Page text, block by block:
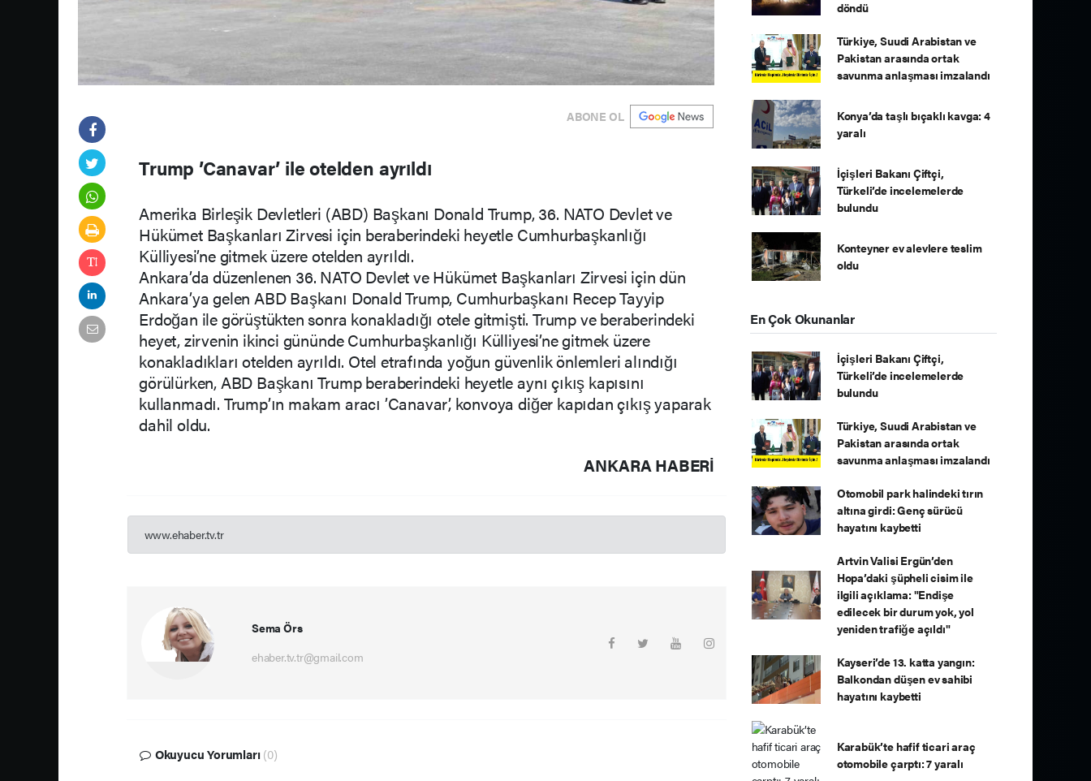
ABONE OL
Trump ’Canavar’ ile otelden ayrıldı
Amerika Birleşik Devletleri (ABD) Başkanı Donald Trump, 36. NATO Devlet ve
Hükümet Başkanları Zirvesi için beraberindeki heyetle Cumhurbaşkanlığı
Külliyesi’ne gitmek üzere otelden ayrıldı.
Ankara’da düzenlenen 36. NATO Devlet ve Hükümet Başkanları Zirvesi için dün
Ankara’ya gelen ABD Başkanı Donald Trump, Cumhurbaşkanı Recep Tayyip
Erdoğan ile görüştükten sonra konakladığı otele gitmişti. Trump ve beraberindeki
heyet, zirvenin ikinci gününde Cumhurbaşkanlığı Külliyesi’ne gitmek üzere
konakladıkları otelden ayrıldı. Otel etrafında yoğun güvenlik önlemleri alındığı
görülürken, ABD Başkanı Trump beraberindeki heyetle aynı çıkış kapısını
kullanmadı. Trump’ın makam aracı ’Canavar’, konvoya diğer kapıdan çıkış yaparak
dahil oldu.
ANKARA HABERİ
www.ehaber.tv.tr
Sema Örs
ehaber.tv.tr@gmail.com
Okuyucu Yorumları (0)
döndü
Türkiye, Suudi Arabistan ve
Pakistan arasında ortak
savunma anlaşması imzalandı
Konya’da taşlı bıçaklı kavga: 4
yaralı
İçişleri Bakanı Çiftçi,
Türkeli’de incelemelerde
bulundu
Konteyner ev alevlere teslim
oldu
En Çok Okunanlar
İçişleri Bakanı Çiftçi,
Türkeli’de incelemelerde
bulundu
Türkiye, Suudi Arabistan ve
Pakistan arasında ortak
savunma anlaşması imzalandı
Otomobil park halindeki tırın
altına girdi: Genç sürücü
hayatını kaybetti
Artvin Valisi Ergün’den
Hopa’daki şüpheli cisim ile
ilgili açıklama: "Endişe
edilecek bir durum yok, yol
yeniden trafiğe açıldı"
Kayseri’de 13. katta yangın:
Balkondan düşen ev sahibi
hayatını kaybetti
Karabük’te hafif ticari araç
otomobile çarptı: 7 yaralı